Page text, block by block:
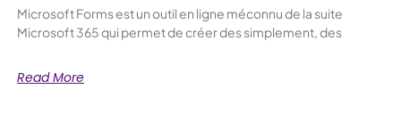
Microsoft Forms est un outil en ligne méconnu de la suite
Microsoft 365 qui permet de créer des simplement, des
Read More